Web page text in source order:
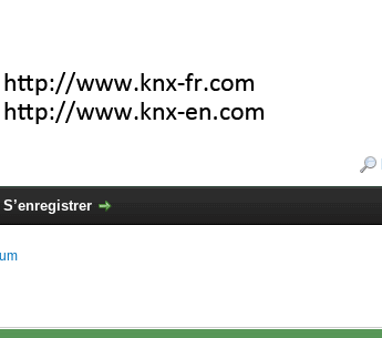
S’enregistrer